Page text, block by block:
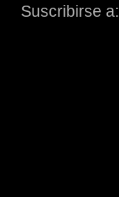
Suscribirse a: